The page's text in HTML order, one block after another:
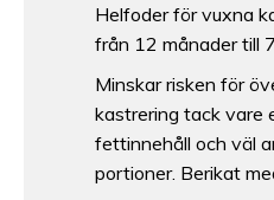
Helfoder för vuxna
från 12 månader till
Minskar risken för
kastrering tack vare
fettinnehåll och väl
portioner. Berikat